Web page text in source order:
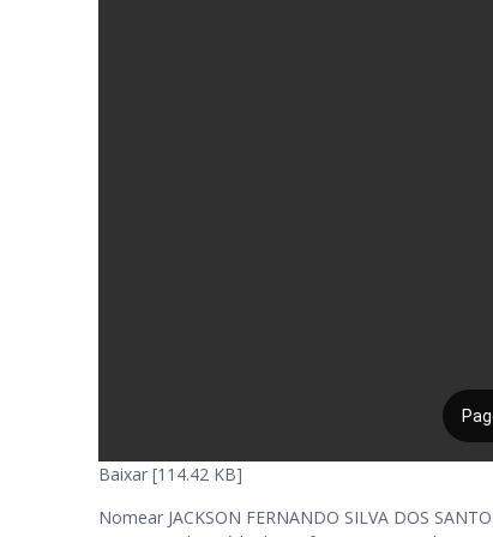
Baixar [114.42 KB]
Nomear JACKSON FERNANDO SILVA DOS